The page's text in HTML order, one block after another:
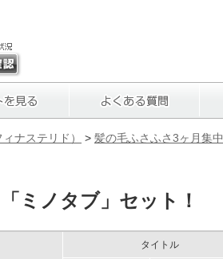
ナステリド） > 髪の毛ふさふさ3ヶ月集
ミノタブ」セット！
タイトル